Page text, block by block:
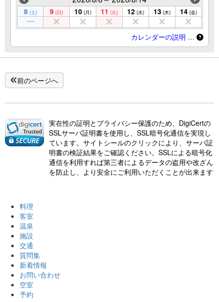
8 (土) 9 (日) 10 (月) 11 (火) 12 (水) 13 (木) 14 (金)
カレンダーの説明 …
前のページへ
実在性の証明とプライバシー保護のため、DigiCertの
SSLサーバ証明書を使用し、SSL暗号化通信を実現し
ています。サイトシールのクリックにより、サーバ証
明書の検証結果をご確認ください。SSLによる暗号化
通信を利用すれば第三者によるデータの盗用や改ざん
を防止し、より安全にご利用いただくことが出来ます
料理
客室
温泉
施設
交通
質問集
新着情報
お問い合わせ
空室
予約